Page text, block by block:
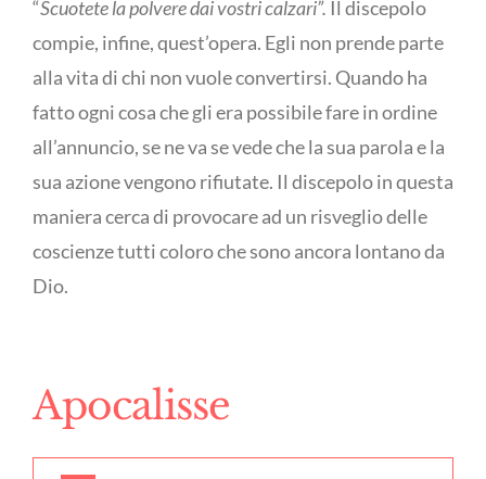
“Scuotete la polvere dai vostri calzari”. Il discepolo
compie, infine, quest’opera. Egli non prende parte
alla vita di chi non vuole convertirsi. Quando ha
fatto ogni cosa che gli era possibile fare in ordine
all’annuncio, se ne va se vede che la sua parola e la
sua azione vengono rifiutate. Il discepolo in questa
maniera cerca di provocare ad un risveglio delle
coscienze tutti coloro che sono ancora lontano da
Dio.
Apocalisse